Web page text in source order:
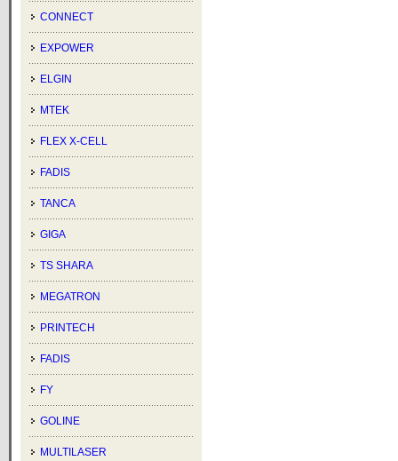
CONNECT
EXPOWER
ELGIN
MTEK
FLEX X-CELL
FADIS
TANCA
GIGA
TS SHARA
MEGATRON
PRINTECH
FADIS
FY
GOLINE
MULTILASER